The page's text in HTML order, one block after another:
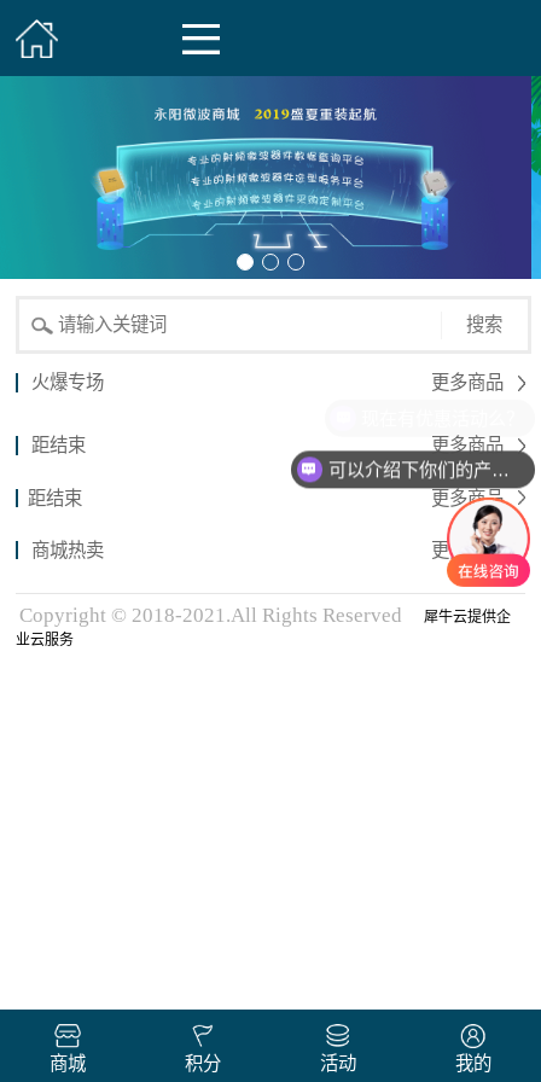
搜索
火爆专场 更多商品
距结束 更多商品
距结束 更多商品
商城热卖 更多商品
Copyright © 2018-2021.All Rights Reserved
犀牛云提供企
业云服务
商城 积分 活动 我的
可以介绍下你们的产品么？